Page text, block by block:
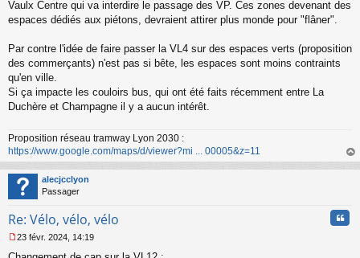
g
e
o
u
Vaulx Centre qui va interdire le passage des VP. Ces zones devenant des
espaces dédiés aux piétons, devraient attirer plus monde pour "flâner".
Par contre l'idée de faire passer la VL4 sur des espaces verts (proposition
des commerçants) n'est pas si bête, les espaces sont moins contraints
qu'en ville.
Si ça impacte les couloirs bus, qui ont été faits récemment entre La
Duchère et Champagne il y a aucun intérêt.
Proposition réseau tramway Lyon 2030 :
https://www.google.com/maps/d/viewer?mi ... 00005&z=11
au
alecjcclyon
Passager
Re: Vélo, vélo, vélo
23 févr. 2024, 14:19